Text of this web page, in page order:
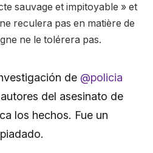
sauvage et impitoyable » et
reculera pas en matière de
ne le tolérera pas.
de @policia
del asesinato de
los hechos. Fue un